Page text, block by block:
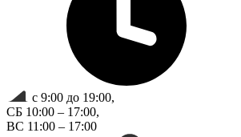
с 9:00 до 19:00,
СБ 10:00 – 17:00,
ВС 11:00 – 17:00